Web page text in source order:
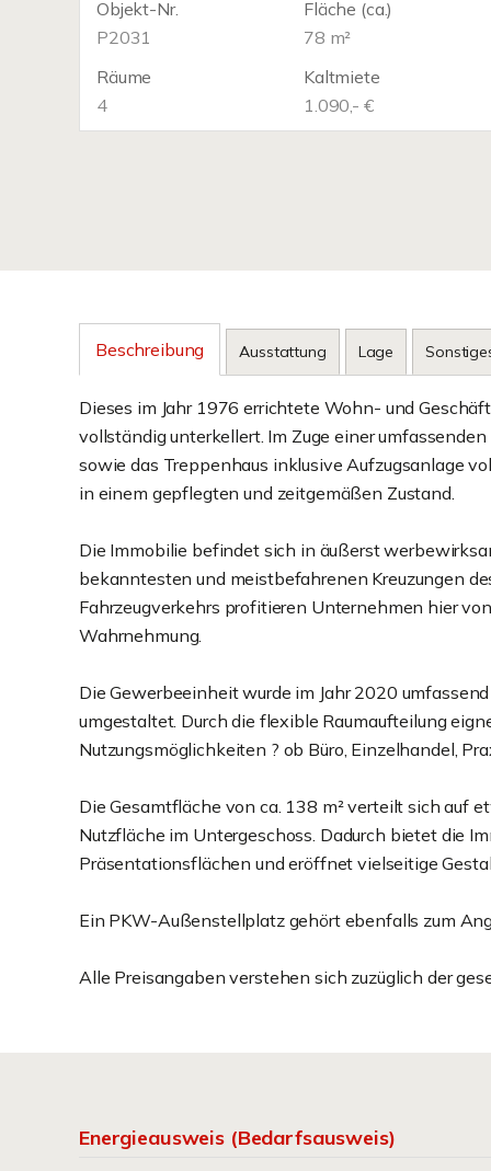
Objekt-Nr.
P2031
Fläche (ca.)
78 m²
Räume
4
Kaltmiete
1.090,- €
Beschreibung Ausstattung Lage
Dieses im Jahr 1976 errichtete Wohn- und
vollständig unterkellert. Im Zuge einer
sowie das Treppenhaus inklusive Aufzugsanlage
in einem gepflegten und zeitgemäßen Zustand.
Die Immobilie befindet sich in äußerst
bekanntesten und meistbefahrenen Kreuzungen
Fahrzeugverkehrs profitieren Unternehmen hier
Wahrnehmung.
Die Gewerbeeinheit wurde im Jahr 2020
umgestaltet. Durch die flexible Raumaufteilung
Nutzungsmöglichkeiten ? ob Büro, Einzelhandel,
Die Gesamtfläche von ca. 138 m² verteilt sich auf
Nutzfläche im Untergeschoss. Dadurch bietet die
Präsentationsflächen und eröffnet vielseitige
Ein PKW-Außenstellplatz gehört ebenfalls zum
Alle Preisangaben verstehen sich zuzüglich der
Energieausweis (Bedarfsausweis)